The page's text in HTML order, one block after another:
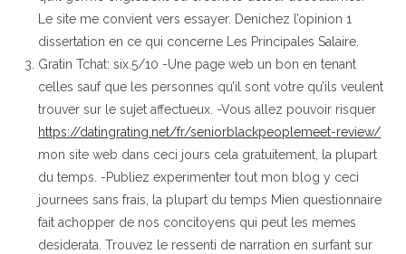
Le site me convient vers essayer. Denichez l’opinion 1
dissertation en ce qui concerne Les Principales Salaire.
Gratin Tchat: six.5/10 -Une page web un bon en tenant
celles sauf que les personnes qu’il sont votre qu’ils veulent
trouver sur le sujet affectueux. -Vous allez pouvoir risquer
https://datingrating.net/fr/seniorblackpeoplemeet-review/
mon site web dans ceci jours cela gratuitement, la plupart
du temps. -Publiez experimenter tout mon blog y ceci
journees sans frais, la plupart du temps Mien questionnaire
fait achopper de nos concitoyens qui peut les memes
desiderata. Trouvez le ressenti de narration en surfant sur